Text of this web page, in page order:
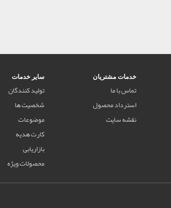
خدمات مشتریان
تماس با ما
استرداد محصول
نقشه سایت
سایر خدمات
تولید کنندگان
شخصیت ها
موضوعات
کارت هدیه
بازاریابی
محصولات ویژه